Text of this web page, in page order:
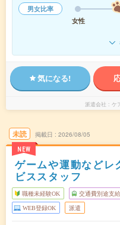
男女比率
女性
気になる!
派遣会社 ケ
未読
NEW
掲載日 2026/08/05
ゲームや運動などレ
ビススタッフ
職種未経験OK 交通費別途支
WEB登録OK 派遣